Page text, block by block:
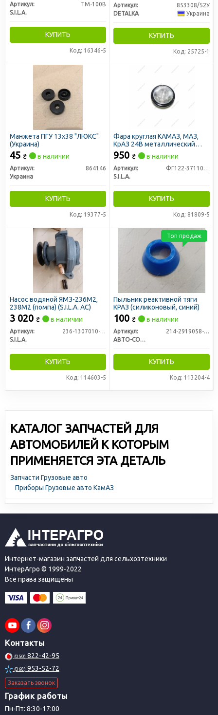
Артикул:
ТМ-100В
S.I.L.A.
КУПИТЬ
Код: 16346-5
Артикул:
853308/52У
DETALKA
Украина
КУПИТЬ
Код: 25725-1
Манжета ПГУ 13х38 "ЛЮКС"
(Украина)
45 ₴ в наличии
Артикул:
864146
Украина
КУПИТЬ
Код: 19377-5
Фара круглая КАМАЗ, МАЗ,
КрАЗ 24В металлический
корпус (пр-во S.I.L.A. AC)
950 ₴ в наличии
Артикул:
ФГ122-3711010-ВВС1
S.I.L.A.
КУПИТЬ
Код: 81809-5
Насос водяной ЯМЗ-236М2,
238М2 (помпа) (S.I.L.A. AC)
3 020 ₴ в наличии
Артикул:
236-1307010-А3
S.I.L.A.
КУПИТЬ
Код: 114603-5
Пыльник реактивной тяги
КРАЗ (силиконовый, синий)
100 ₴ в наличии
Артикул:
214-2919058-02
АВТО-СОЮЗ 88
КУПИТЬ
Код: 113204-4
Топ продаж
КАТАЛОГ ЗАПЧАСТЕЙ ДЛЯ
АВТОМОБИЛЕЙ К КОТОРЫМ
ПРИМЕНЯЕТСЯ ЭТА ДЕТАЛЬ
Запчасти Грузовые авто
Приборы Грузовые авто КамАЗ
Интернет-магазин запчастей для сельхозтехники
ИнтерАгро © 1999-2022
Все права защищены
Контакты
(050) 822-42-95
(068) 953-52-72
Заказать звонок
График работы
Пн-Пт: 8:30-17:00